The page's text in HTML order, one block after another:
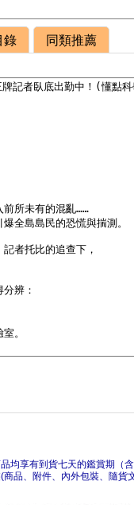
錄 同類推薦
均享有到貨七天的鑑賞期（
品、附件、內外包裝、隨貨